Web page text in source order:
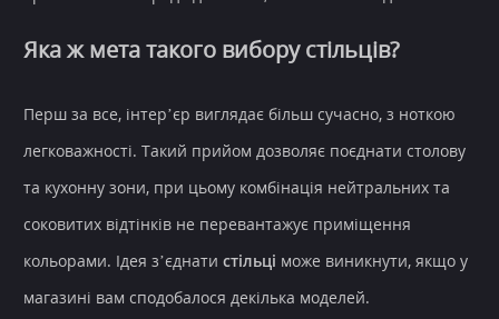
Яка ж мета такого вибору стільців?
Перш за все, інтер’єр виглядає більш сучасно, з ноткою
легковажності. Такий прийом дозволяє поєднати столову
та кухонну зони, при цьому комбінація нейтральних та
соковитих відтінків не перевантажує приміщення
кольорами. Ідея з’єднати стільці може виникнути, якщо у
магазині вам сподобалося декілька моделей.